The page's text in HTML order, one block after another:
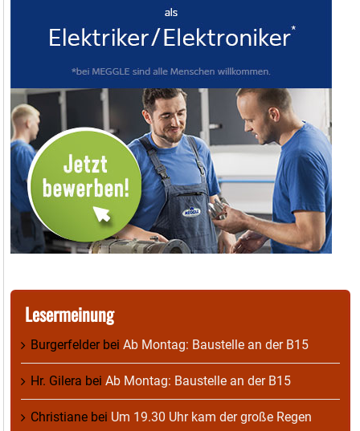
Lesermeinung
Burgerfelderbei Ab Montag: Baustelle an der B15
Hr. Gilera bei Ab Montag: Baustelle an der B15
Christiane bei Um 19.30 Uhr kam der große Regen